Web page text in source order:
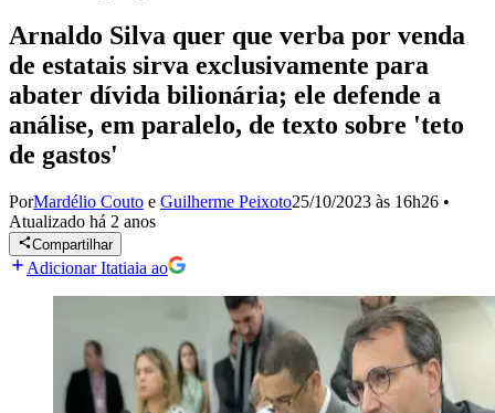
Arnaldo Silva quer que verba por venda
de estatais sirva exclusivamente para
abater dívida bilionária; ele defende a
análise, em paralelo, de texto sobre 'teto
de gastos'
PorMardélio Couto e Guilherme Peixoto25/10/2023 às 16h26 •
Atualizado há 2 anos
Compartilhar
Adicionar Itatiaia ao